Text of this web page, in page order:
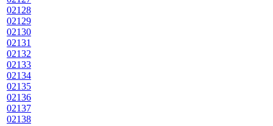
02128
02129
02130
02131
02132
02133
02134
02135
02136
02137
02138